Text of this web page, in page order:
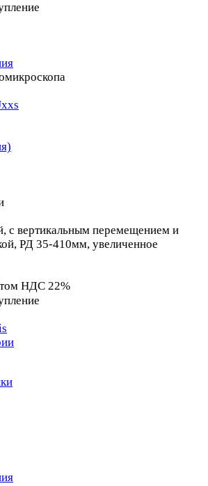
с вертикальным перемещением и
РД 35-410мм, увеличенное
НДС 22%